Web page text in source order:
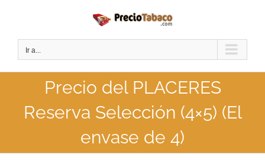
contenido
Ir a...
Precio del PLACERES
Reserva Selección (4×5) (El
envase de 4)